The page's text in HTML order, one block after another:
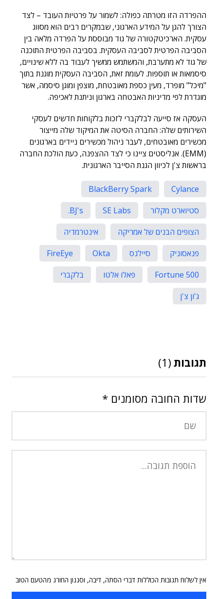
ההפרדה הזו מטרתה כפולה: לשמור על פרטיות העובד – לצד
הצורך להגן על המידע הארגוני, שבמקרים רבים הוא מסווג
עסקית. הארכיטקטורה של גוד מבוססת על הפרדה מלאה בין
הסביבה הפרטית לסביבה העסקית. בסביבה הפרטית התוכנה
של גוד לא מתערבת, והמשתמש ממשיך לעבוד בה ללא שינויים,
סיסמאות או תוספות. לעומת זאת, הסביבה העסקית מוגנת בתוך
"מיכל" מופרד, מעין כספת מאובטחת, מוצפן ומוגן סיסמה, אשר
מוגדרת לפי מדיניות האבטחה בארגון וניתנת לאכיפה.
העסקה אז סייעה לבלקברי לזכות בלקוחות חדשים לעסקי
השירותים שלה: החברה הסיטה את המיקוד שלה מייצור
מכשירים מאובטחים, לעבר ניהול מכשירים ניידים בארגונים
(EMM). אנליסטים ציינו כי לצד ההצפנה, כעת הולכת החברה
בראשות צ'ן לכיוון הגנת הסייבר הארגונית.
Cylance
BlackBerry Spark
סטיוארט מקלור
SE Labs
BJ's.
הצופים הבנים של אמריקה
אינטרמדיה
פנאסוניק
סיילנס Okta
FireEye
Fortune 500
פאלו אלטו
בלקברי
ג'ון צ'ן
תגובות (1)
שדות החובה מסומנים *
אין לשלוח תגובות הכוללות דברי הסתה, דיבה, וסגנון החורג מהטעם הטוב